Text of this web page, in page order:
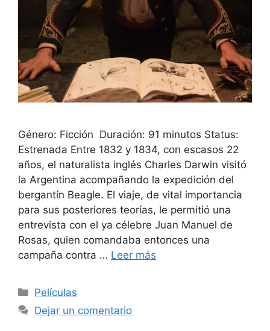
Género: Ficción Duración: 91 minutos Status:
Estrenada Entre 1832 y 1834, con escasos 22
años, el naturalista inglés Charles Darwin visitó
la Argentina acompañando la expedición del
bergantín Beagle. El viaje, de vital importancia
para sus posteriores teorías, le permitió una
entrevista con el ya célebre Juan Manuel de
Rosas, quien comandaba entonces una
campaña contra … Leer más
Películas
Dejar un comentario